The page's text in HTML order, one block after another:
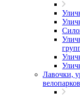
Лавочки,